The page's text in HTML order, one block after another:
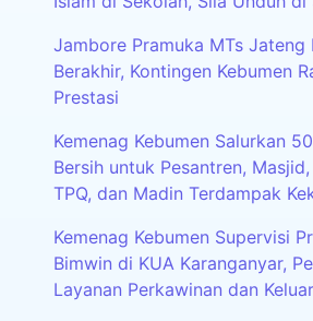
Jambore Pramuka MTs Jateng
Berakhir, Kontingen Kebumen
Prestasi
Kemenag Kebumen Salurkan
Bersih untuk Pesantren,
TPQ, dan Madin Terdampak
Kemenag Kebumen Supervisi
Bimwin di KUA Karanganyar,
Layanan Perkawinan dan